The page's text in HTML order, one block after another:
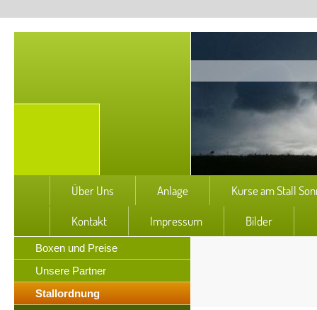
Über Uns Anlage Kurse am Stall
Kontakt Impressum Bilder
Boxen und Preise
Unsere Partner
Stallordnung